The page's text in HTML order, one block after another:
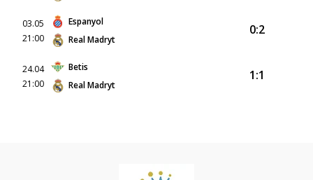
03.05
21:00
Espanyol
Real Madryt
0:2
24.04
21:00
Betis
Real Madryt
1:1